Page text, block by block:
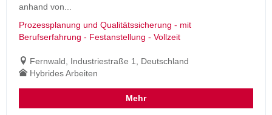
anhand von...
Prozessplanung und Qualitätssicherung - mit
Berufserfahrung - Festanstellung - Vollzeit
Fernwald, Industriestraße 1, Deutschland
Hybrides Arbeiten
Mehr